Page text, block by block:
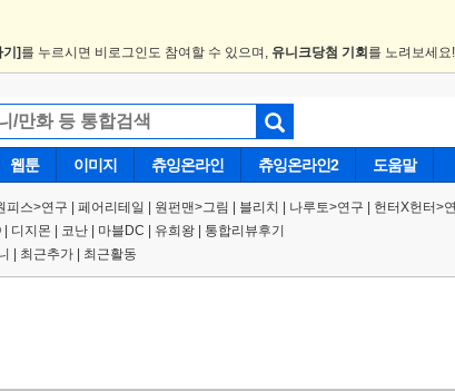
기] 를 누르시면 비로그인도 참여할 수 있으며, 유니크당첨 기회 를 노려보세요!
웹툰 이미지 츄잉온라인 츄잉온라인2 도움말
피스>연구 페어리테일 | 원펀맨>그림 블리치 나루토>연구 헌터X헌터>
디지몬 코난 마블DC 유희왕 통합리뷰후기
최근추가 최근활동